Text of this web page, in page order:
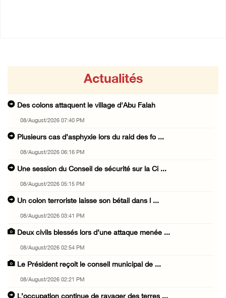
Actualités
Des colons attaquent le village d'Abu Falah
08/August/2026 07:40 PM
Plusieurs cas d’asphyxie lors du raid des fo ...
08/August/2026 06:16 PM
Une session du Conseil de sécurité sur la Ci ...
08/August/2026 05:15 PM
Un colon terroriste laisse son bétail dans l ...
08/August/2026 03:41 PM
Deux civils blessés lors d’une attaque menée ...
08/August/2026 02:54 PM
Le Président reçoit le conseil municipal de ...
08/August/2026 02:21 PM